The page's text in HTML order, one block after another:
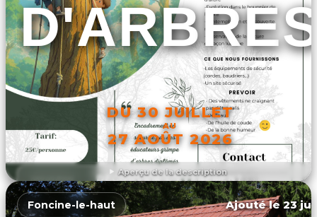
Aperçu de la description
DU 30 JUILLET
AU
27 AOÛT 2026
DÉCOUVRIR L'ÉVÉNEMENT
Foncine-le-haut Ajouté le 23